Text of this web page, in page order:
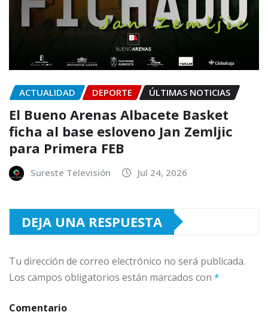
ACTUALIDAD DEPORTE ÚLTIMAS NOTICIAS
El Bueno Arenas Albacete Basket
ficha al base esloveno Jan Zemljic
para Primera FEB
Sureste Televisión Jul 24, 2026
DEJA UNA RESPUESTA
Tu dirección de correo electrónico no será publicada.
Los campos obligatorios están marcados con *
Comentario